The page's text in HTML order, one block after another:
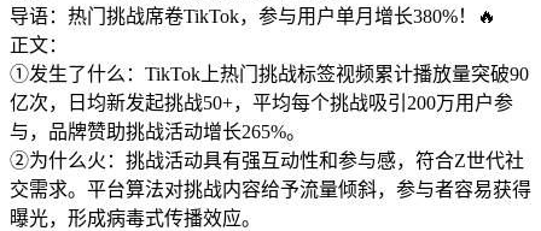
导语：热门挑战席卷TikTok，参与用户单月增长380%！🔥
正文：
①发生了什么：TikTok上热门挑战标签视频累计播放量突破90
亿次，日均新发起挑战50+，平均每个挑战吸引200万用户参
与，品牌赞助挑战活动增长265%。
②为什么火：挑战活动具有强互动性和参与感，符合Z世代社
交需求。平台算法对挑战内容给予流量倾斜，参与者容易获得
曝光，形成病毒式传播效应。